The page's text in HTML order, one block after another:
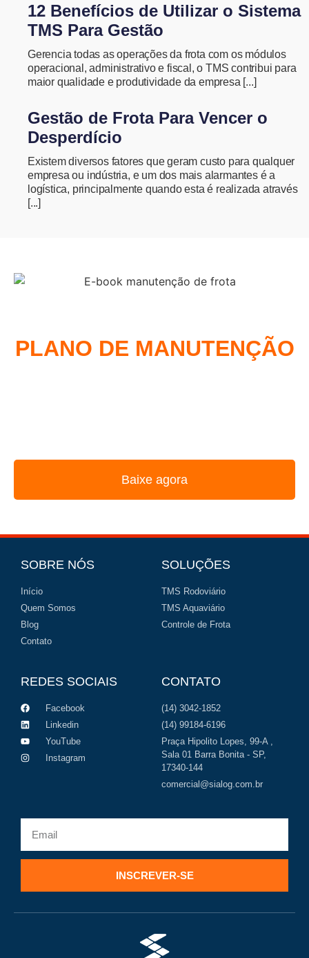
12 Benefícios de Utilizar o Sistema
TMS Para Gestão
Gerencia todas as operações da frota com os módulos
operacional, administrativo e fiscal, o TMS contribui para
maior qualidade e produtividade da empresa [...]
Gestão de Frota Para Vencer o
Desperdício
Existem diversos fatores que geram custo para qualquer
empresa ou indústria, e um dos mais alarmantes é a
logística, principalmente quando esta é realizada através
[...]
PLANO DE MANUTENÇÃO
Baixe agora
SOBRE NÓS
Início
Quem Somos
Blog
Contato
SOLUÇÕES
TMS Rodoviário
TMS Aquaviário
Controle de Frota
REDES SOCIAIS
Facebook
Linkedin
YouTube
Instagram
CONTATO
(14) 3042-1852
(14) 99184-6196
Praça Hipolito Lopes, 99-A ,
Sala 01 Barra Bonita - SP,
17340-144
comercial@sialog.com.br
INSCREVER-SE